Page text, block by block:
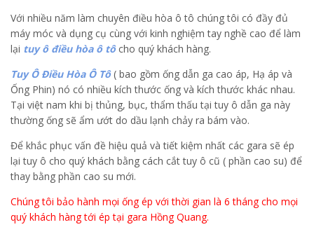
Với nhiều năm làm chuyên điều hòa ô tô chúng tôi có đầy đủ
máy móc và dụng cụ cùng với kinh nghiệm tay nghề cao để làm
lại tuy ô điều hòa ô tôcho quý khách hàng.
Tuy Ô Điều Hòa Ô Tô( bao gồm ống dẫn ga cao áp, Hạ áp và
Ống Phin) nó có nhiều kích thước ống và kích thước khác nhau.
Tại việt nam khi bị thủng, bục, thẩm thấu tại tuy ô dẫn ga này
thường ống sẽ ẩm ướt do dầu lạnh chảy ra bám vào.
Để khắc phục vấn đề hiệu quả và tiết kiệm nhất các gara sẽ ép
lại tuy ô cho quý khách bằng cách cắt tuy ô cũ ( phần cao su) để
thay bằng phần cao su mới.
Chúng tôi bảo hành mọi ống ép với thời gian là 6 tháng cho mọi
quý khách hàng tới ép tại gara Hồng Quang.